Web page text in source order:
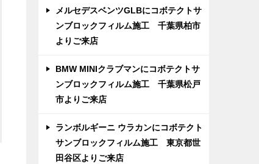
メルセデスベンツGLBにコボテクトサ
ンブロックフィルム施工 千葉県柏市
よりご来店
BMW MINIクラブマンにコボテクトサ
ンブロックフィルム施工 千葉県松戸
市よりご来店
ランボルギーニ ウラカンにコボテクト
サンブロックフィルム施工 東京都世
田谷区よりご来店